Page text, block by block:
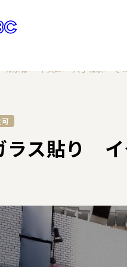
・貸店舗で
東京都 中央区 八丁堀駅 そ
ラス貼り